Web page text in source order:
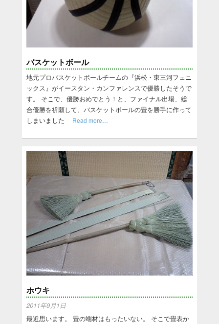
バスケットボール
地元プロバスケットボールチームの『浜松・東三河フェニ
ックス』がイースタン・カンファレンスで優勝したそうで
す。 そこで、優勝おめでとう！と、ファイナル出場、総
合優勝を祈願して、バスケットボールの畳を勝手に作って
しまいました
Read more…
ホウキ
2011年9月1日
最近思います。 畳の端材はもったいない。 そこで畳表か